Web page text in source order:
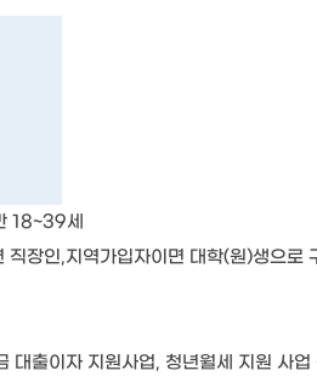
18~39세
직장인,지역가입자이면 대학(원)생으로
대출이자 지원사업, 청년월세 지원 사업